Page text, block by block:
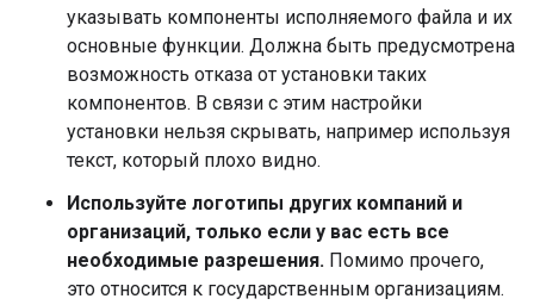
указывать компоненты исполняемого файла и их
основные функции. Должна быть предусмотрена
возможность отказа от установки таких
компонентов. В связи с этим настройки
установки нельзя скрывать, например используя
текст, который плохо видно.
Используйте логотипы других компаний и
организаций, только если у вас есть все
необходимые разрешения. Помимо прочего,
это относится к государственным организациям.